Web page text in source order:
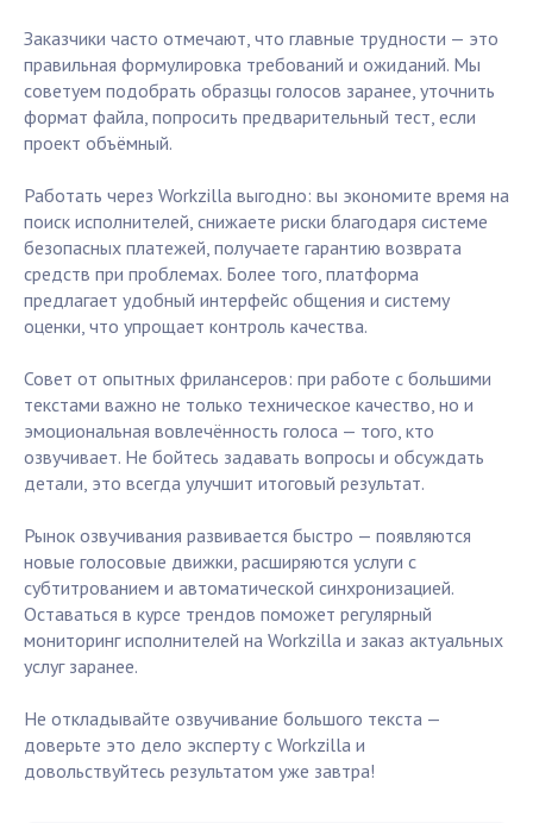
Заказчики часто отмечают, что главные трудности — это
правильная формулировка требований и ожиданий. Мы
советуем подобрать образцы голосов заранее, уточнить
формат файла, попросить предварительный тест, если
проект объёмный.
Работать через Workzilla выгодно: вы экономите время на
поиск исполнителей, снижаете риски благодаря системе
безопасных платежей, получаете гарантию возврата
средств при проблемах. Более того, платформа
предлагает удобный интерфейс общения и систему
оценки, что упрощает контроль качества.
Совет от опытных фрилансеров: при работе с большими
текстами важно не только техническое качество, но и
эмоциональная вовлечённость голоса — того, кто
озвучивает. Не бойтесь задавать вопросы и обсуждать
детали, это всегда улучшит итоговый результат.
Рынок озвучивания развивается быстро — появляются
новые голосовые движки, расширяются услуги с
субтитрованием и автоматической синхронизацией.
Оставаться в курсе трендов поможет регулярный
мониторинг исполнителей на Workzilla и заказ актуальных
услуг заранее.
Не откладывайте озвучивание большого текста —
доверьте это дело эксперту с Workzilla и
довольствуйтесь результатом уже завтра!